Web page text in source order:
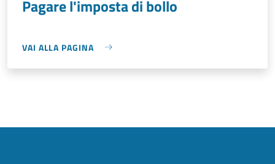
Pagare l'imposta di bollo
VAI ALLA PAGINA